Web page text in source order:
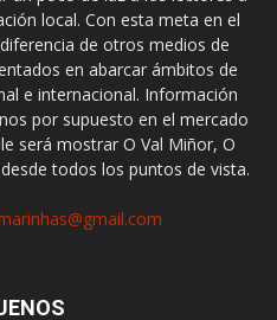
local. Con esta meta en el
de otros medios de
en abarcar ámbitos de
e internacional. Información
por supuesto en el mercado
será mostrar O Val Miñor, O
todos los puntos de vista.